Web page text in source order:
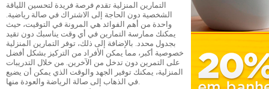
التمارين المنزلية تقدم فرصة فريدة لتحسين اللياقة
الشخصية دون الحاجة إلى الاشتراك في صالة رياضية.
واحدة من أهم الفوائد هي المرونة في التوقيت، حيث
يمكنك ممارسة التمارين في أي وقت يناسبك دون تقيد
بجدول محدد. بالإضافة إلى ذلك، توفر التمارين المنزلية
خصوصية أكبر، مما يمكن الأفراد من التركيز بشكل أفضل
على التمرين دون تدخل من الآخرين. من خلال التدريبات
المنزلية، يمكنك توفير الجهد والوقت الذي يمكن أن يضيع
في الذهاب إلى صالة الرياضة والعودة منها.